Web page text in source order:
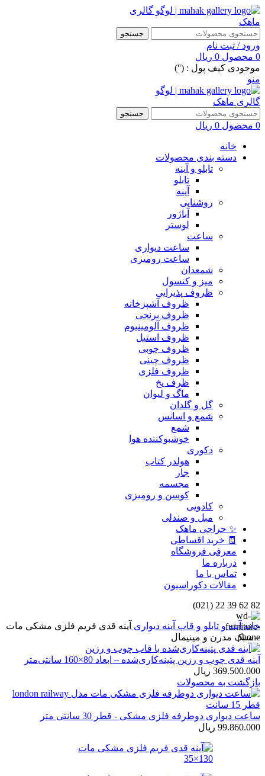
جستجو
ورود / ثبت نام
0 محصول 0 ریال
موجودی کیف پول : ('')
منو
جستجو
0 محصول 0 ریال
خانه
دسته بندی محصولات
تابلو و آینه
تابلو
آینه
روشنایی
آباژور
لوستر
ساعت
ساعت دیواری
ساعت رومیزی
شمعدان
میز و کنسول
ظروف پذیرایی
ظروف آشپزخانه
ظروف برنجی
ظروف آلومینیوم
ظروف استیل
ظروف چوبی
ظروف چینی
ظروف فلزی
ظرف یخ
ماگ و لیوان
گل و گلدان
شمع و اسانس
شمع
خوشبوکننده هوا
دکوری
هولدر کتاب
جار
مجسمه
کوسن و رومیزی
کادویی
مبل و صندلی
✨ حراجی ماهک
🧾 خرید اقساطی
معرفی فروشگاه
درباره ما
تماس با ما
مقالات دکوراسیون
82 62 39 22 (021)
خانهآینه و تابلو و قاب آینه دیواری آینه قدی فریم فلزی مشکی مات
– سبک مدرن و مینیمال
آینه قدی چوب و رزین پتینه‌کاری‌شده – ابعاد 80×160 سانتی‌متر
369.500.000 ریال
بازگشت به محصولات
ساعت دیواری دوطرفه فلزی مشکی - قطر 30 سانتی متر
99.860.000 ریال